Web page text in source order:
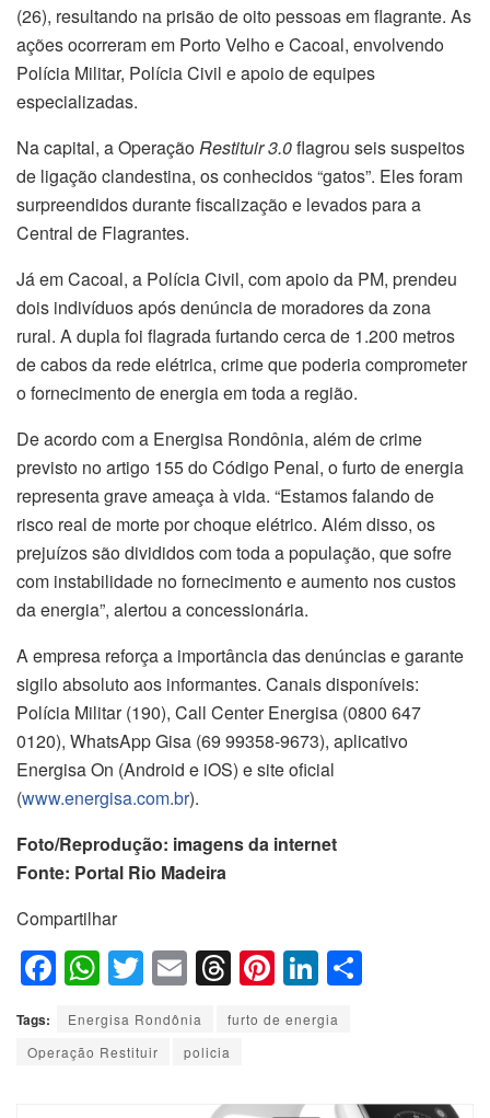
(26), resultando na prisão de oito pessoas em flagrante. As
ações ocorreram em Porto Velho e Cacoal, envolvendo
Polícia Militar, Polícia Civil e apoio de equipes
especializadas.
Na capital, a OperaçãoRestituir 3.0flagrou seis suspeitos
de ligação clandestina, os conhecidos “gatos”. Eles foram
surpreendidos durante fiscalização e levados para a
Central de Flagrantes.
Já em Cacoal, a Polícia Civil, com apoio da PM, prendeu
dois indivíduos após denúncia de moradores da zona
rural. A dupla foi flagrada furtando cerca de 1.200 metros
de cabos da rede elétrica, crime que poderia comprometer
o fornecimento de energia em toda a região.
De acordo com a Energisa Rondônia, além de crime
previsto no artigo 155 do Código Penal, o furto de energia
representa grave ameaça à vida. “Estamos falando de
risco real de morte por choque elétrico. Além disso, os
prejuízos são divididos com toda a população, que sofre
com instabilidade no fornecimento e aumento nos custos
da energia”, alertou a concessionária.
A empresa reforça a importância das denúncias e garante
sigilo absoluto aos informantes. Canais disponíveis:
Polícia Militar (190), Call Center Energisa (0800 647
0120), WhatsApp Gisa (69 99358-9673), aplicativo
Energisa On (Android e iOS) e site oficial
(www.energisa.com.br).
Foto/Reprodução: imagens da internet
Fonte: Portal Rio Madeira
Compartilhar
F
a
c
e
W
h
at
s
T
wi
tt
er
E
m
ail
T
hr
e
Pi
nt
er
Li
n
k
Tags: Energisa Rondônia
furto de energia
Operação Restituir
policia